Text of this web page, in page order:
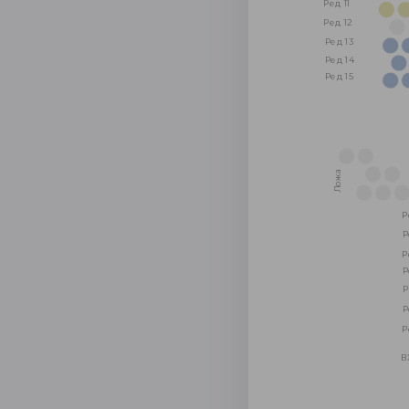
Ред 14
Ред 13
Ред 12
Ред 11
Ред 15
Ложа